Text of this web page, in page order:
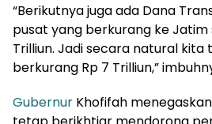
“Berikutnya juga ada Dana
pusat yang berkurang ke Jatim
Trilliun. Jadi secara natural kita
berkurang Rp 7 Trilliun,”
Gubernur Khofifah